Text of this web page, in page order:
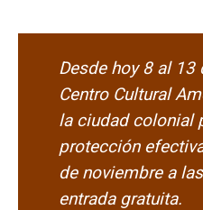
Desde hoy 8 al 13
Centro Cultural
la ciudad colonial
protección
de noviembre a
entrada gratuita.